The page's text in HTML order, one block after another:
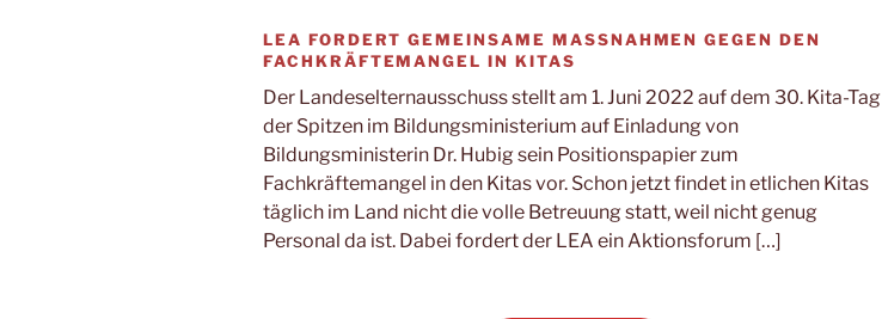
LEA FORDERT GEMEINSAME MASSNAHMEN GEGEN DEN
FACHKRÄFTEMANGEL IN KITAS
Der Landeselternausschuss stellt am 1. Juni 2022 auf dem 30. Kita-Tag
der Spitzen im Bildungsministerium auf Einladung von
Bildungsministerin Dr. Hubig sein Positionspapier zum
Fachkräftemangel in den Kitas vor. Schon jetzt findet in etlichen Kitas
täglich im Land nicht die volle Betreuung statt, weil nicht genug
Personal da ist. Dabei fordert der LEA ein Aktionsforum […]